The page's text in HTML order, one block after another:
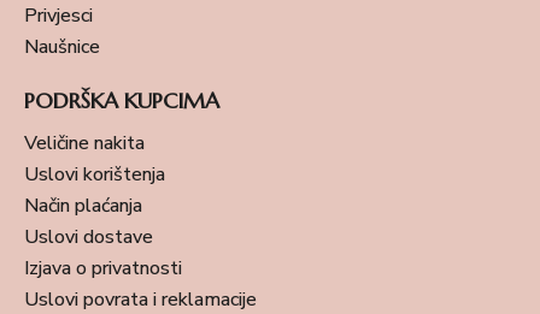
Privjesci
Naušnice
PODRŠKA KUPCIMA
Veličine nakita
Uslovi korištenja
Način plaćanja
Uslovi dostave
Izjava o privatnosti
Uslovi povrata i reklamacije